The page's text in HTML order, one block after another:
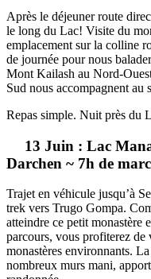
Après le déjeuner route
le long du Lac! Visite du
emplacement sur la colline
de journée pour nous
Mont Kailash au Nord-
Sud nous accompagnent au
Repas simple. Nuit près du
13 Juin : Lac
Darchen ~ 7h de
Trajet en véhicule jusqu’à
trek vers Trugo Gompa.
atteindre ce petit monastère
parcours, vous profiterez de
monastères environnants.
nombreux murs mani,